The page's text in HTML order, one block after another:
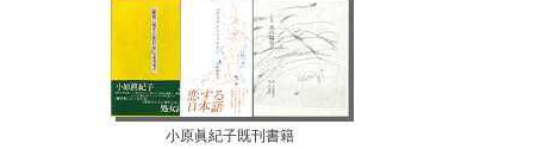
小原眞紀子既刊書籍